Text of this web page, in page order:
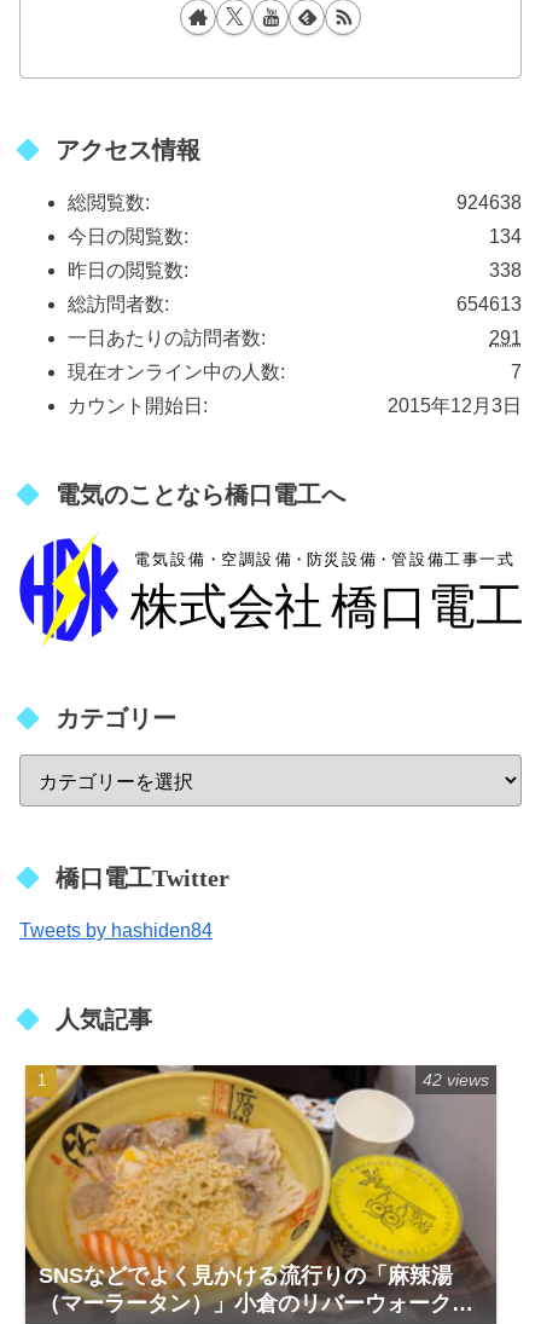
アクセス情報
924638
総閲覧数:
134
今日の閲覧数:
338
昨日の閲覧数:
654613
総訪問者数:
291
一日あたりの訪問者数:
7
現在オンライン中の人数:
2015年12月3日
カウント開始日:
電気のことなら橋口電工へ
カテゴリー
橋口電工Twitter
Tweets by hashiden84
人気記事
SNSなどでよく見かける流行りの「麻辣湯
（マーラータン）」小倉のリバーウォーク1
42 views